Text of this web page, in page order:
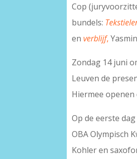
Cop
bundels:
enverblijf,
Zondag 14 juni
Leuven de
Hiermee openen
Op de eerste
OBA Olympisch
Kohler en